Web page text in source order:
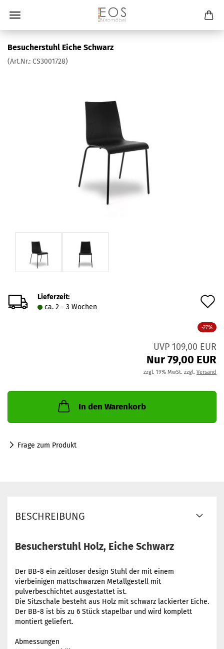
Besucherstuhl Eiche Schwarz
(Art.Nr.: CS3001728)
Lieferzeit:
ca. 2 - 3 Wochen
-27%
UVP 109,00 EUR
Nur 79,00 EUR
zzgl. 19% MwSt. zzgl. Versand
In den Warenkorb
Frage zum Produkt
BESCHREIBUNG
Besucherstuhl Holz, Eiche Schwarz
Der BB-8 ein zeitloser design Stuhl der mit einem
vierbeinigen mattschwarzen Metallgestell mit
pulverbeschichtet ausgestattet ist.
Die Sitzschale besteht aus Holz mit schwarz lackierter Eiche.
Der BB-8 ist bis zu 6 Stück stapelbar und wird komplett
montiert geliefert.
Abmessungen